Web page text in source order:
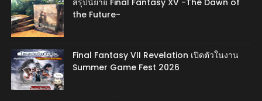
สรุปนิยาย Final Fantasy XV -The Dawn of
the Future-
Final Fantasy VII Revelation เปิดตัวในงาน
Summer Game Fest 2026